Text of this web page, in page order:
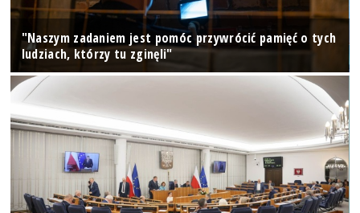
"Naszym zadaniem jest pomóc przywrócić pamięć o tych
ludziach, którzy tu zginęli"